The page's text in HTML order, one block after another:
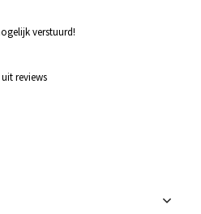
verstuurd!
uit reviews